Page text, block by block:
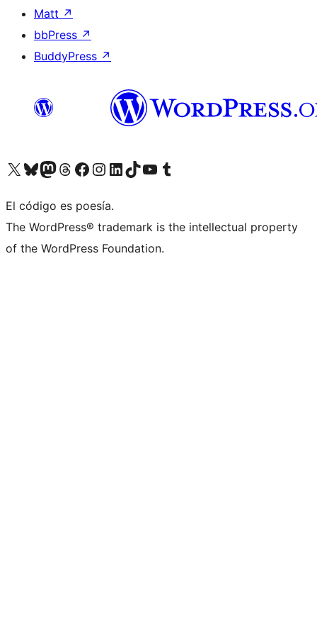
Matt ↗
bbPress ↗
BuddyPress ↗
Visit our X (formerly Twitter) account
Visit our Bluesky account
Visit our Mastodon account
Visit our Threads account
Visita nuestra página de Facebook
Visita nuestra cuenta de Instagram
Visita nuestra cuenta de LinkedIn
Visit our TikTok account
Visita nuestro canal de YouTube
Visit our Tumblr account
El código es poesía.
The WordPress® trademark is the intellectual property
of the WordPress Foundation.